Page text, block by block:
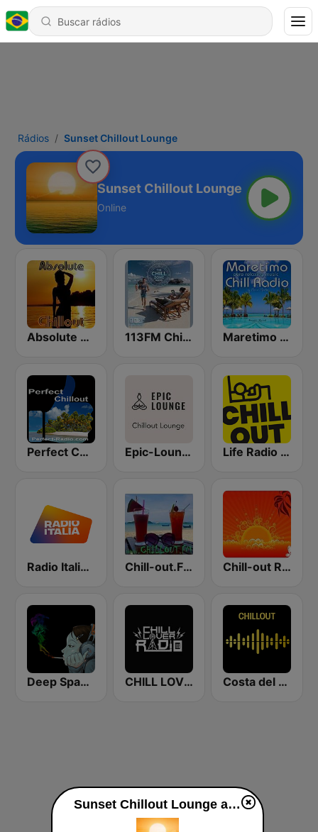
Rádios Sunset Chillout Lounge
Sunset Chillout Lounge
Online
Absolute Chillout 113FM Chill Zone Maretimo Chill Radio
Perfect Chillout Epic-Lounge - Chillout Lounge Life Radio Chill Out
Radio Italia solomusicaitaliana Chill-out.FM Chill-out Radio
Deep Space Chill CHILL LOVER RADIO Costa del Mar Chillout
Sunset Chillout Lounge ao vivo